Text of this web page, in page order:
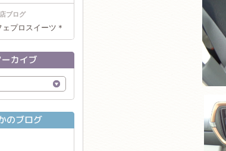
ブログ
プロスイーツ＊